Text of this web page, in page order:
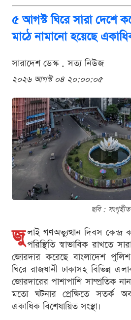
৫ আগস্ট ঘিরে সারা দেশে
মাঠে নামানো হয়েছে
সারাদেশ ডেস্ক . সত্য নিউজ
২০২৬ আগস্ট ০৪ ২০:০০:০৫
ছবি : সংগৃহীত
জু লাই গণঅভ্যুত্থান দিবস
পরিস্থিতি স্বাভাবিক রাখতে
জোরদার করেছে বাংলাদেশ
ঘিরে রাজধানী ঢাকাসহ বিভিন্ন
জোরদারের পাশাপাশি সাম্প্রতিক
মতো ঘটনার প্রেক্ষিতে সতর্ক
একাধিক বিশেষায়িত সংস্থা।